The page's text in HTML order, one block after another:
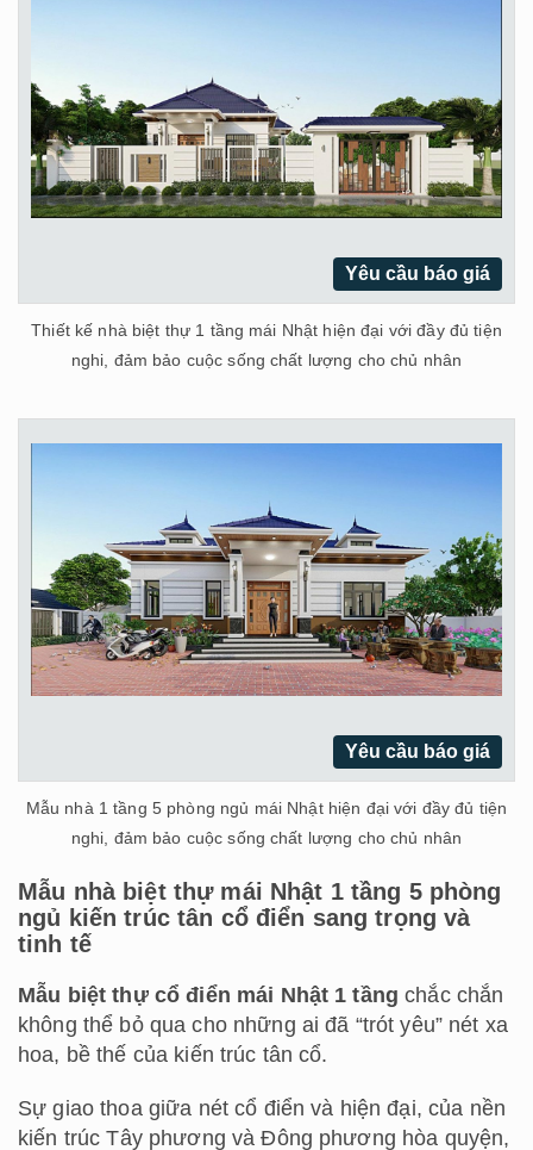
Yêu cầu báo giá
Thiết kế nhà biệt thự 1 tầng mái Nhật hiện đại với đầy đủ tiện
nghi, đảm bảo cuộc sống chất lượng cho chủ nhân
Yêu cầu báo giá
Mẫu nhà 1 tầng 5 phòng ngủ mái Nhật hiện đại với đầy đủ tiện
nghi, đảm bảo cuộc sống chất lượng cho chủ nhân
Mẫu nhà biệt thự mái Nhật 1 tầng 5 phòng
ngủ kiến trúc tân cổ điển sang trọng và
tinh tế
Mẫu biệt thự cổ điển mái Nhật 1 tầng chắc chắn
không thể bỏ qua cho những ai đã “trót yêu” nét xa
hoa, bề thế của kiến trúc tân cổ.
Sự giao thoa giữa nét cổ điển và hiện đại, của nền
kiến trúc Tây phương và Đông phương hòa quyện,